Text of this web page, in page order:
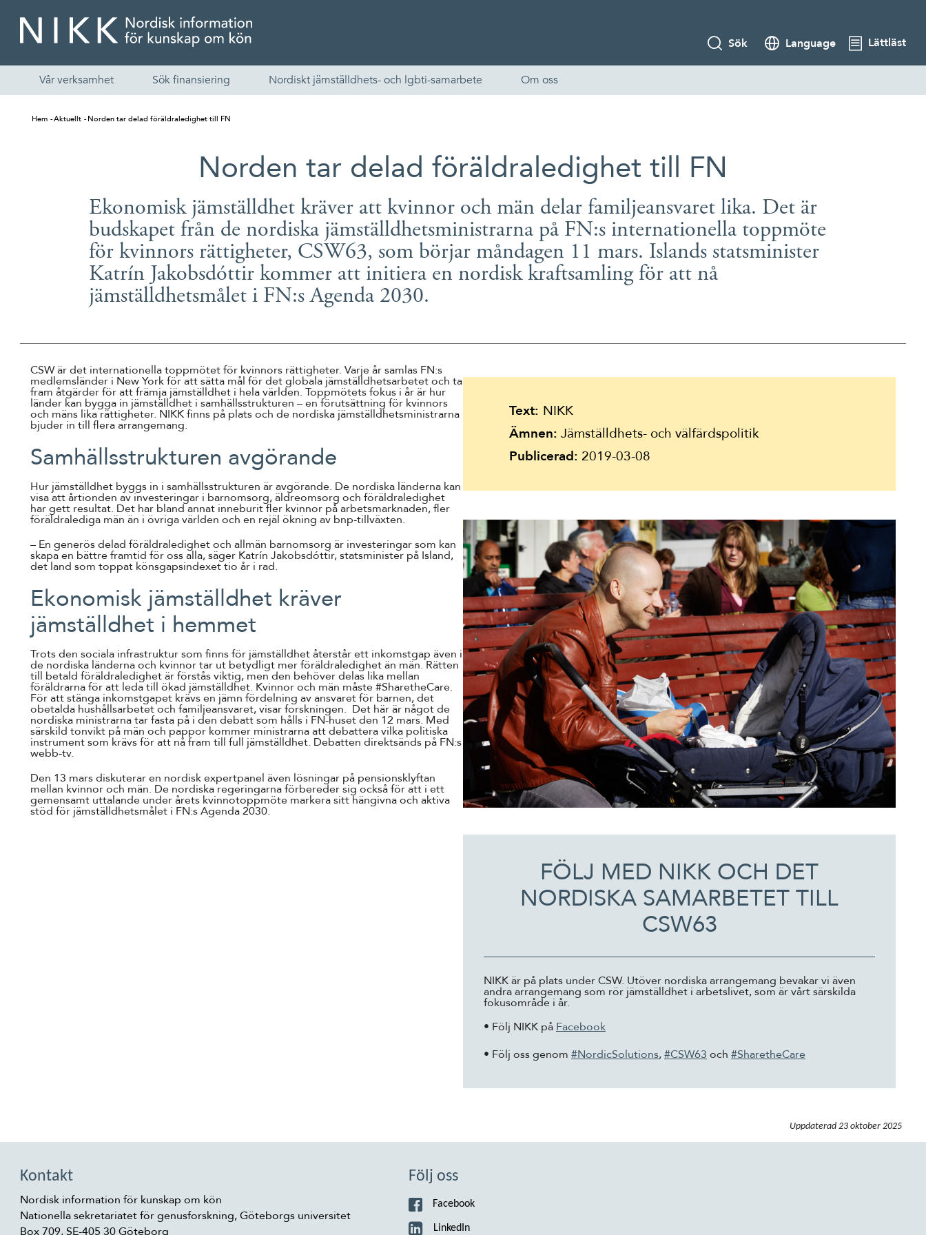
English
Skandinaviska
Suomi
Íslenska
Sök Language Lättläst
Vår verksamhet Sök finansiering Nordiskt jämställdhets- och lgbti-samarbete Om oss
Hem Aktuellt Norden tar delad föräldraledighet till FN
Norden tar delad föräldraledighet till FN
Ekonomisk jämställdhet kräver att kvinnor och män delar familjeansvaret lika. Det är
budskapet från de nordiska jämställdhetsministrarna på FN:s internationella toppmöte
för kvinnors rättigheter, CSW63, som börjar måndagen 11 mars. Islands statsminister
Katrín Jakobsdóttir kommer att initiera en nordisk kraftsamling för att nå
jämställdhetsmålet i FN:s Agenda 2030.
CSW är det internationella toppmötet för kvinnors rättigheter. Varje år samlas FN:s
medlemsländer i New York för att sätta mål för det globala jämställdhetsarbetet och ta
fram åtgärder för att främja jämställdhet i hela världen. Toppmötets fokus i år är hur
länder kan bygga in jämställdhet i samhällsstrukturen – en förutsättning för kvinnors
och mäns lika rättigheter. NIKK finns på plats och de nordiska jämställdhetsministrarna
bjuder in till flera arrangemang.
Samhällsstrukturen avgörande
Hur jämställdhet byggs in i samhällsstrukturen är avgörande. De nordiska länderna kan
visa att årtionden av investeringar i barnomsorg, äldreomsorg och föräldraledighet
har gett resultat. Det har bland annat inneburit fler kvinnor på arbetsmarknaden, fler
föräldralediga män än i övriga världen och en rejäl ökning av bnp-tillväxten.
– En generös delad föräldraledighet och allmän barnomsorg är investeringar som kan
skapa en bättre framtid för oss alla, säger Katrín Jakobsdóttir, statsminister på Island,
det land som toppat könsgapsindexet tio år i rad.
Ekonomisk jämställdhet kräver
jämställdhet i hemmet
Trots den sociala infrastruktur som finns för jämställdhet återstår ett inkomstgap även i
de nordiska länderna och kvinnor tar ut betydligt mer föräldraledighet än män. Rätten
till betald föräldraledighet är förstås viktig, men den behöver delas lika mellan
föräldrarna för att leda till ökad jämställdhet. Kvinnor och män måste #SharetheCare.
För att stänga inkomstgapet krävs en jämn fördelning av ansvaret för barnen, det
obetalda hushållsarbetet och familjeansvaret, visar forskningen. Det här är något de
nordiska ministrarna tar fasta på i den debatt som hålls i FN-huset den 12 mars. Med
särskild tonvikt på män och pappor kommer ministrarna att debattera vilka politiska
instrument som krävs för att nå fram till full jämställdhet. Debatten direktsänds på FN:s
webb-tv.
Den 13 mars diskuterar en nordisk expertpanel även lösningar på pensionsklyftan
mellan kvinnor och män. De nordiska regeringarna förbereder sig också för att i ett
gemensamt uttalande under årets kvinnotoppmöte markera sitt hängivna och aktiva
stöd för jämställdhetsmålet i FN:s Agenda 2030.
Text: NIKK
Ämnen: Jämställdhets- och välfärdspolitik
Publicerad: 2019-03-08
FÖLJ MED NIKK OCH DET
NORDISKA SAMARBETET TILL
CSW63
NIKK är på plats under CSW. Utöver nordiska arrangemang bevakar vi även
andra arrangemang som rör jämställdhet i arbetslivet, som är vårt särskilda
fokusområde i år.
• Följ NIKK på Facebook
• Följ oss genom #NordicSolutions,#CSW63 och #SharetheCare
Uppdaterad 23 oktober 2025
Kontakt
Nordisk information för kunskap om kön
Nationella sekretariatet för genusforskning, Göteborgs universitet
Box 709, SE-405 30 Göteborg
Följ oss
Facebook
LinkedIn